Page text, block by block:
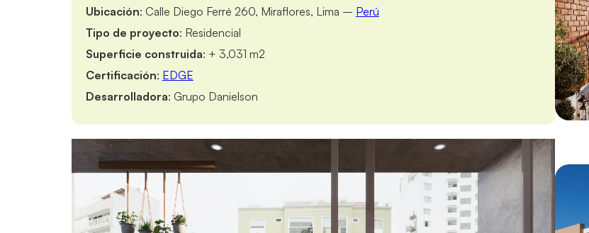
Ubicación: Calle Diego Ferré 260, Miraflores, Lima – Perú
Tipo de proyecto: Residencial
Superficie construida: + 3,031 m2
Certificación: EDGE
Desarrolladora: Grupo Danielson